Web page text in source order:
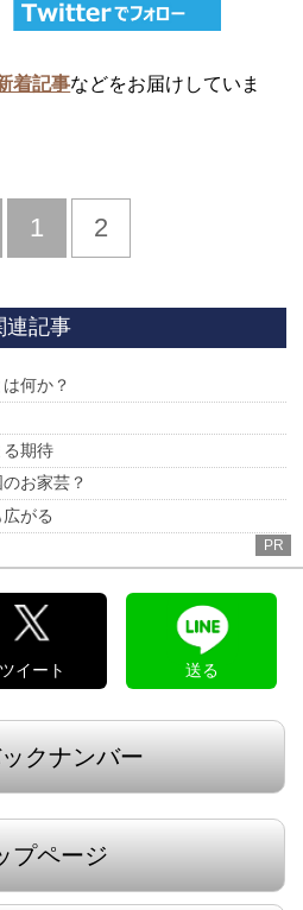
着記事などをお届けしていま
前
1 2
連記事
何か？
期待
お家芸？
がる
PR
ツイート 送る
クナンバー
プページ